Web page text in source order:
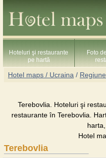
Hoteluri şi restaurante
pe hartă
Foto
Hotel maps / Ucraina /
Terebovlia. Hoteluri şi
restaurante în Terebovlia.
Hotel
Terebovlia